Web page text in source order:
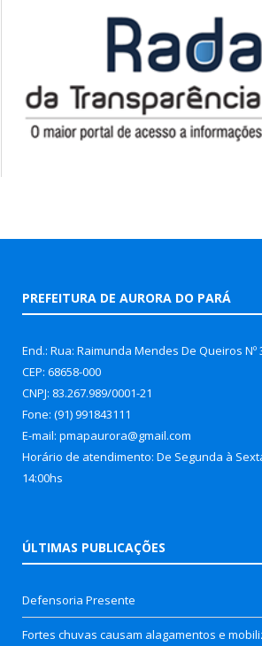
PREFEITURA DE AURORA DO PARÁ
End.: Rua: Raimunda Mendes De Queiros Nº
CEP: 68658-000
CNPJ: 83.267.989/0001-21
Fone: (91) 991843111
E-mail: pmapaurora@gmail.com
Horário de atendimento: De Segunda à
14:00hs
ÚLTIMAS PUBLICAÇÕES
Defensoria Presente
Fortes chuvas causam alagamentos e